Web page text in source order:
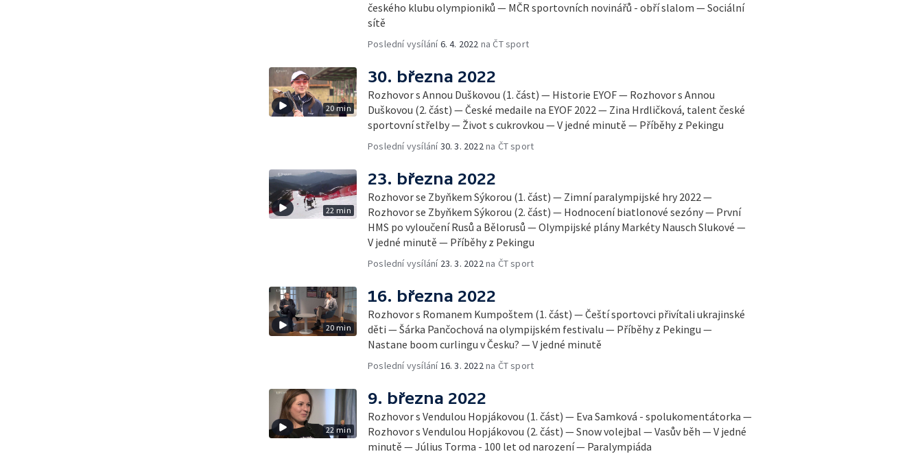
českého klubu olympioniků — MČR sportovních novinářů - obří slalom — Sociální
sítě
Poslední vysílání6. 4. 2022 na ČT sport
20 min
30. března 2022
Rozhovor s Annou Duškovou (1. část) — Historie EYOF — Rozhovor s Annou
Duškovou (2. část) — České medaile na EYOF 2022 — Zina Hrdličková, talent české
sportovní střelby — Život s cukrovkou — V jedné minutě — Příběhy z Pekingu
Poslední vysílání30. 3. 2022na ČT sport
22 min
23. března 2022
Rozhovor se Zbyňkem Sýkorou (1. část) — Zimní paralympijské hry 2022 —
Rozhovor se Zbyňkem Sýkorou (2. část) — Hodnocení biatlonové sezóny — První
HMS po vyloučení Rusů a Bělorusů — Olympijské plány Markéty Nausch Slukové —
V jedné minutě — Příběhy z Pekingu
Poslední vysílání 23. 3. 2022na ČT sport
20 min
16. března 2022
Rozhovor s Romanem Kumpoštem (1. část) — Čeští sportovci přivítali ukrajinské
děti — Šárka Pančochová na olympijském festivalu — Příběhy z Pekingu —
Nastane boom curlingu v Česku? — V jedné minutě
Poslední vysílání16. 3. 2022na ČT sport
22 min
9. března 2022
Rozhovor s Vendulou Hopjákovou (1. část) — Eva Samková - spolukomentátorka —
Rozhovor s Vendulou Hopjákovou (2. část) — Snow volejbal — Vasův běh — V jedné
minutě — Július Torma - 100 let od narození — Paralympiáda